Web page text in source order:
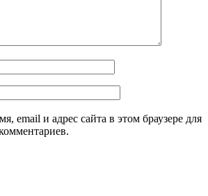
email и адрес сайта в этом браузере для